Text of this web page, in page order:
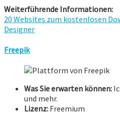
Weiterführende Informationen:
20 Websites zum kostenlosen
Designer
Freepik
Was Sie erwarten können:
und mehr.
Lizenz: Freemium